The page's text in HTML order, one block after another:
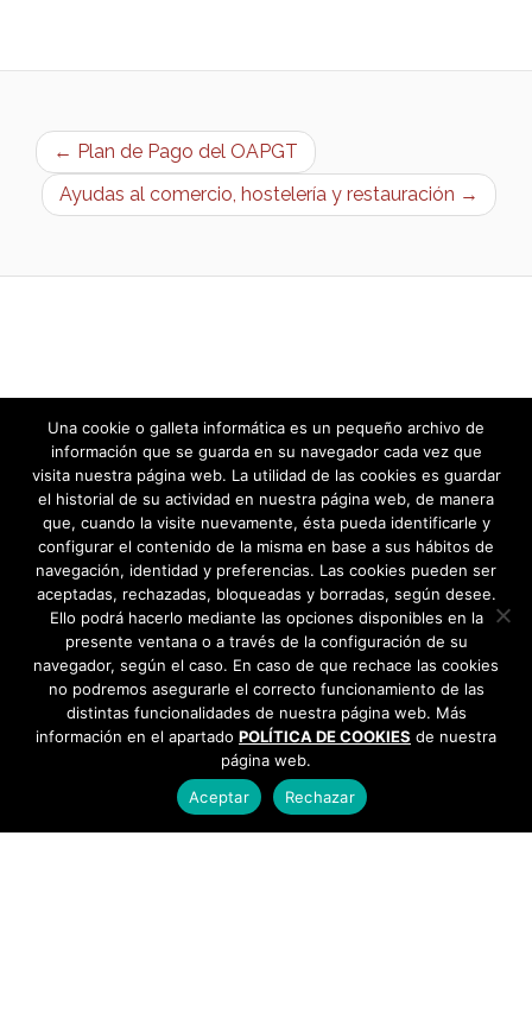
← Plan de Pago del OAPGT
Ayudas al comercio, hostelería y restauración →
Una cookie o galleta informática es un pequeño archivo de
información que se guarda en su navegador cada vez que
visita nuestra página web. La utilidad de las cookies es guardar
el historial de su actividad en nuestra página web, de manera
que, cuando la visite nuevamente, ésta pueda identificarle y
configurar el contenido de la misma en base a sus hábitos de
navegación, identidad y preferencias. Las cookies pueden ser
aceptadas, rechazadas, bloqueadas y borradas, según desee.
Ello podrá hacerlo mediante las opciones disponibles en la
presente ventana o a través de la configuración de su
navegador, según el caso. En caso de que rechace las cookies
no podremos asegurarle el correcto funcionamiento de las
distintas funcionalidades de nuestra página web. Más
información en el apartado POLÍTICA DE COOKIES de nuestra
página web.
Aceptar
Rechazar